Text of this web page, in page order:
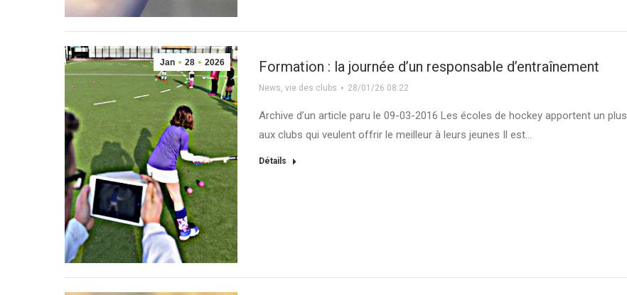
Jan 28 2026 Formation : la journée d’un responsable d’entraînement
News,vie des clubs 28/01/26 08:22
Archive d’un article paru le 09-03-2016 Les écoles de hockey apportent un plus
aux clubs qui veulent offrir le meilleur à leurs jeunes Il est…
Détails